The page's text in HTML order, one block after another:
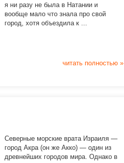
я ни разу не была в Натании и
вообще мало что знала про свой
город, хотя объездила к ...
читать полностью »
Северные морские врата Израиля —
город Акра (он же Акко) — один из
древнейших городов мира. Однако в